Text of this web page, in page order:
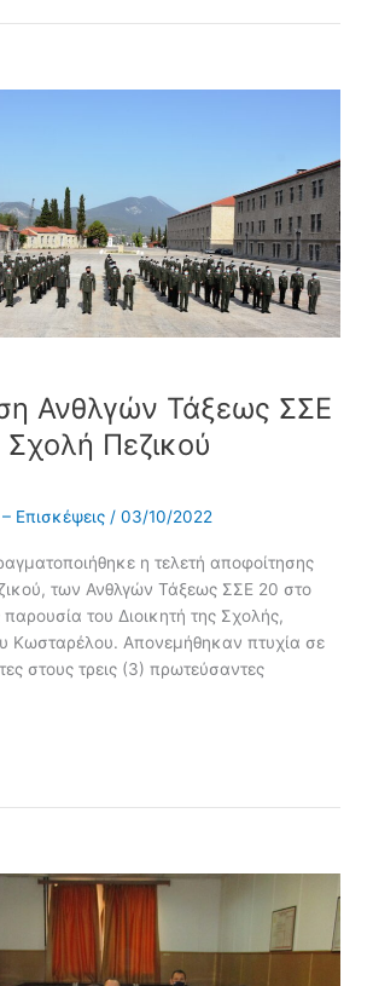
Ανθλγών Τάξεως ΣΣΕ
Πεζικού
Επισκέψεις /03/10/2022
η τελετή αποφοίτησης
των Ανθλγών Τάξεως ΣΣΕ 20 στο
του Διοικητή της Σχολής,
Κωσταρέλου. Απονεμήθηκαν πτυχία σε
στους τρεις (3) πρωτεύσαντες